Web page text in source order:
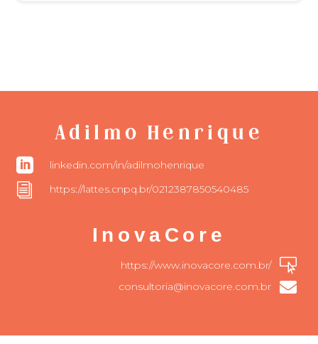
Adilmo Henrique
 linkedin.com/in/adilmohenrique
i https://lattes.cnpq.br/0212387850540485
InovaCore

https://www.inovacore.com.br/

consultoria@inovacore.com.br